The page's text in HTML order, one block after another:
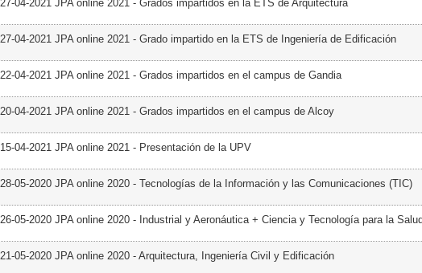
27-04-2021 JPA online 2021 - Grados impartidos en la ETS de Arquitectura
27-04-2021 JPA online 2021 - Grado impartido en la ETS de Ingeniería de Edificación
22-04-2021 JPA online 2021 - Grados impartidos en el campus de Gandia
20-04-2021 JPA online 2021 - Grados impartidos en el campus de Alcoy
15-04-2021 JPA online 2021 - Presentación de la UPV
28-05-2020 JPA online 2020 - Tecnologías de la Información y las Comunicaciones (TIC)
26-05-2020 JPA online 2020 - Industrial y Aeronáutica + Ciencia y Tecnología para la
21-05-2020 JPA online 2020 - Arquitectura, Ingeniería Civil y Edificación